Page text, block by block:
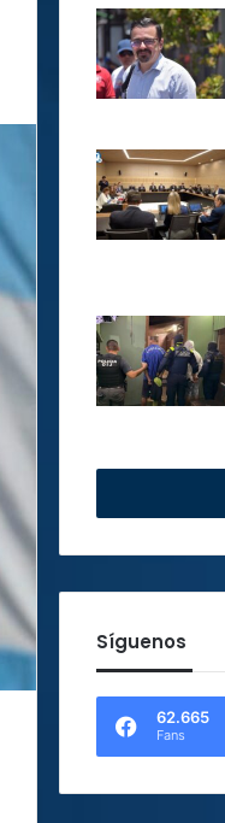
Síguenos
62.665
Fans